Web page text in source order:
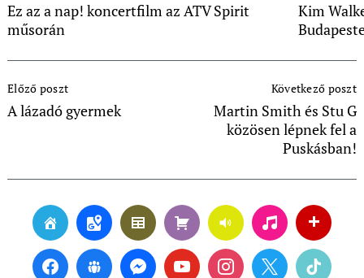
Ez az a nap! koncertfilm az ATV Spirit
műsorán
Kim
Navigation
Előző poszt
A lázadó gyermek
Következő poszt
Martin Smith és Stu G
közösen lépnek fel a
Puskásban!